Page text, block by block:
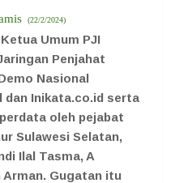
(22/2/2024)
Ketua Umum PJI
Penjahat
Nasional
dan Inikata.co.id serta
oleh pejabat
Sulawesi Selatan,
Ilal Tasma, A
Arman. Gugatan itu